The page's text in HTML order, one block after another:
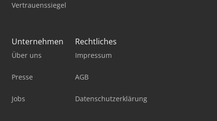
Vertrauenssiegel
Unternehmen
Über uns
Presse
Jobs
Rechtliches
Impressum
AGB
Datenschutzerklärung